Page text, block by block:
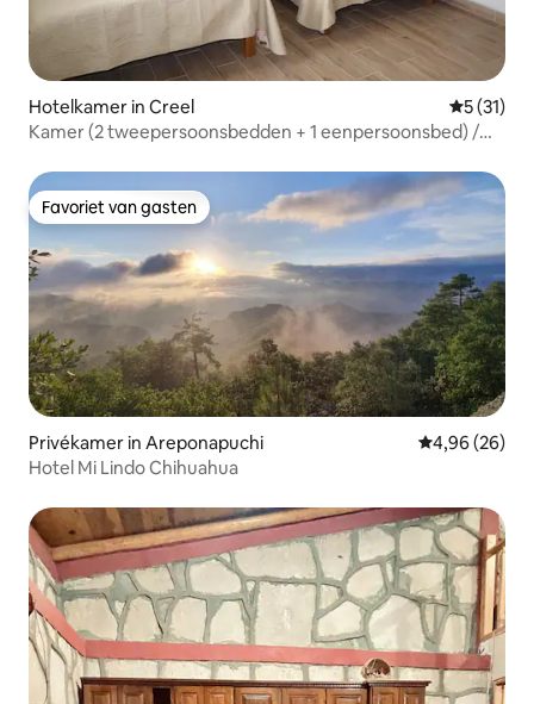
Hotelkamer in Creel
5 (31)
Kamer (2 tweepersoonsbedden + 1 eenpersoonsbed) /
Favoriet van gasten
Favoriet van gasten
Privékamer in Areponapuchi Gemiddelde
4,96 (26)
Hotel Mi Lindo Chihuahua